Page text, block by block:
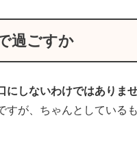
過ごすか
にしないわけではありませ
すが、ちゃんとしている